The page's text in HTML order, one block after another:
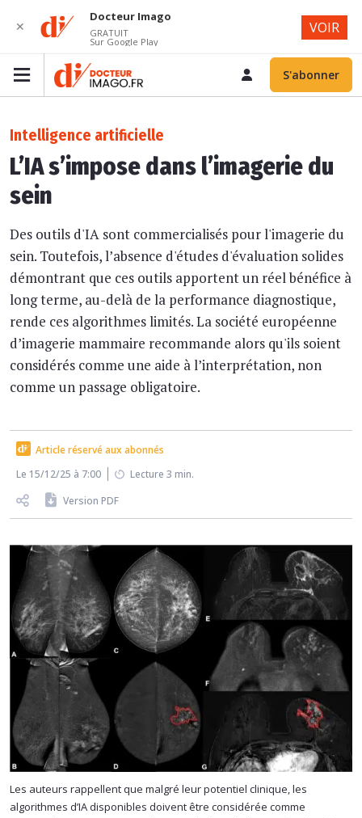
S'abonner
Intelligence artificielle
L’IA s’impose dans l’imagerie du
sein
Des outils d'IA sont commercialisés pour l'imagerie du
sein. Toutefois, l’absence d'études d'évaluation solides
démontrant que ces outils apportent un réel bénéfice à
long terme, au-delà de la performance diagnostique,
rende ces algorithmes limités. La société européenne
d’imagerie mammaire recommande alors qu'ils soient
considérés comme une aide à l’interprétation, non
comme un passage obligatoire.
Article réservé aux abonnés
Le 15/12/25 à 7:00
Lecture 3 min.
Version PDF
Les auteurs rappellent que malgré leur potentiel clinique, les
algorithmes d’IA disponibles doivent être considérée comme
✕
Docteur Imago
GRATUIT
Sur Google Play
VOIR